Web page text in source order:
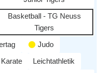
Basketball - TG Neuss
Tigers
Judo
Karate
Leichtathletik